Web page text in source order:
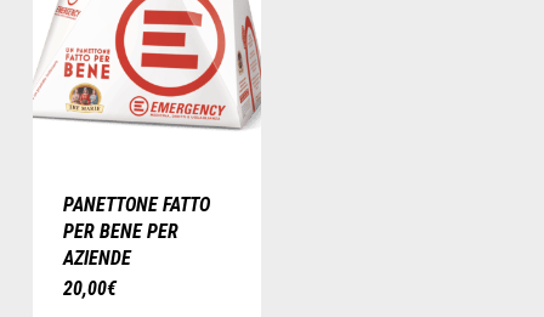
PANETTONE FATTO
PER BENE PER
AZIENDE
20,00€